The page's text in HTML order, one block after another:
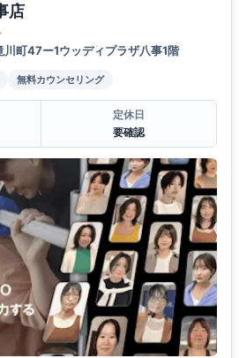
店
町47ー1ウッディプラザ八事1階
無料カウンセリング
定休日
要確認